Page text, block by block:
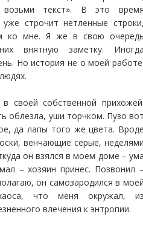
возьми текст». В это
строчит нетленные
ко мне. Я же в свою
внятную заметку.
Но история не о моей
своей собственной
облезла, уши торчком. Пузо
да лапы того же цвета.
венчающие серые,
он взялся в моем доме –
– хозяин принес. Позвонил
он самозародился в
что меня окружал,
влечения к энтропии.